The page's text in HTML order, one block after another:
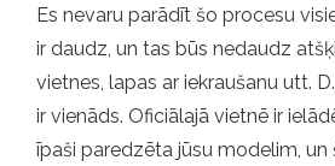
Es nevaru parādīt šo procesu
ir daudz, un tas būs nedaudz
vietnes, lapas ar iekraušanu utt.
ir vienāds. Oficiālajā vietnē ir
īpaši paredzēta jūsu modelim, un